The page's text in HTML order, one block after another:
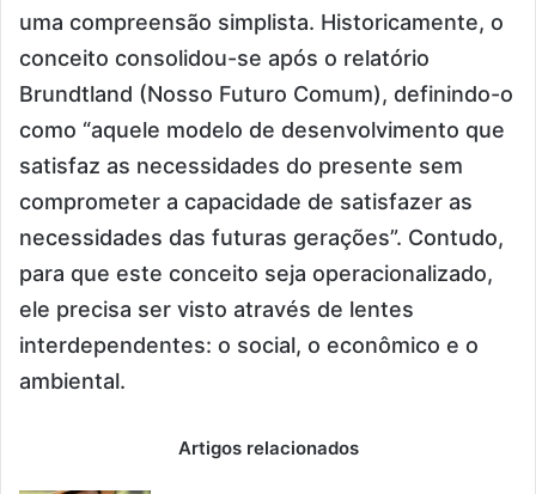
uma compreensão simplista. Historicamente, o
conceito consolidou-se após o relatório
Brundtland (Nosso Futuro Comum), definindo-o
como “aquele modelo de desenvolvimento que
satisfaz as necessidades do presente sem
comprometer a capacidade de satisfazer as
necessidades das futuras gerações”. Contudo,
para que este conceito seja operacionalizado,
ele precisa ser visto através de lentes
interdependentes: o social, o econômico e o
ambiental.
Artigos relacionados